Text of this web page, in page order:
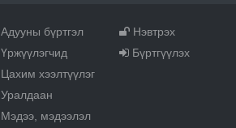
Адууны бүртгэл
Үржүүлэгчид
Цахим хээлтүүлэг
Уралдаан
Мэдээ, мэдээлэл
Нэвтрэх
Бүртгүүлэх